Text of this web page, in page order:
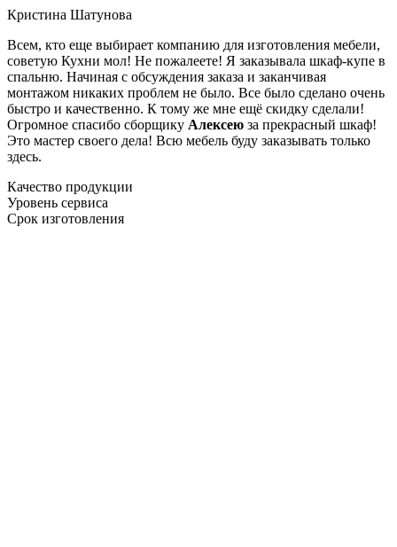
Кристина Шатунова
Всем, кто еще выбирает компанию для изготовления мебели,
советую Кухни мол! Не пожалеете! Я заказывала шкаф-купе в
спальню. Начиная с обсуждения заказа и заканчивая
монтажом никаких проблем не было. Все было сделано очень
быстро и качественно. К тому же мне ещё скидку сделали!
Огромное спасибо сборщику Алексею за прекрасный шкаф!
Это мастер своего дела! Всю мебель буду заказывать только
здесь.
Качество продукции
Уровень сервиса
Срок изготовления